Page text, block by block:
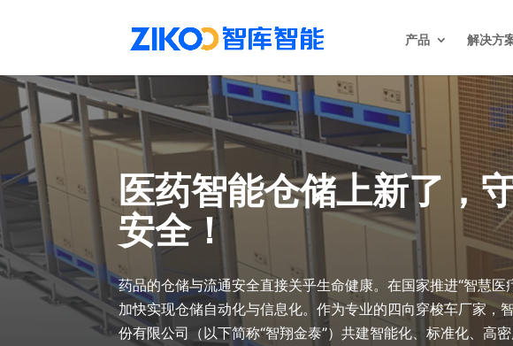
产品 解决方
医药智能仓储上新了，
安全！
药品的仓储与流通安全直接关乎生命健康。在国家推进“智慧医
加快实现仓储自动化与信息化。作为专业的四向穿梭车厂家，
份有限公司（以下简称“智翔金泰”）共建智能化、标准化、高